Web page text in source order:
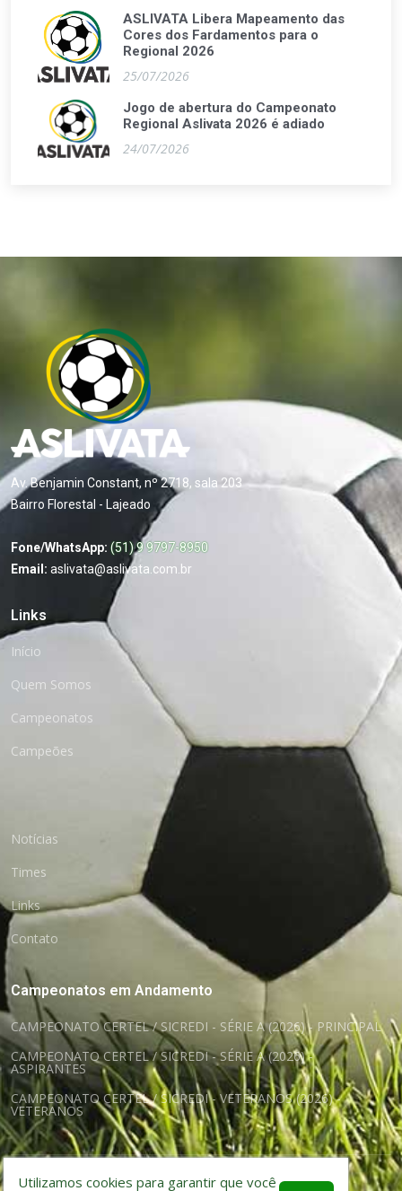
Utilizamos cookies para garantir que você
ASLIVATA Libera Mapeamento das
Cores dos Fardamentos para o
Regional 2026
25/07/2026
Jogo de abertura do Campeonato
Regional Aslivata 2026 é adiado
24/07/2026
Av. Benjamin Constant, nº 2718, sala 203
Bairro Florestal - Lajeado
Fone/WhatsApp: (51) 9 9797-8950
Email: aslivata@aslivata.com.br
Links
Início
Quem Somos
Campeonatos
Campeões
Notícias
Times
Links
Contato
Campeonatos em Andamento
CAMPEONATO CERTEL / SICREDI - SÉRIE A (2026) - PRINCIPAL
CAMPEONATO CERTEL / SICREDI - SÉRIE A (2026) -
ASPIRANTES
CAMPEONATO CERTEL / SICREDI - VETERANOS (2026) -
VETERANOS